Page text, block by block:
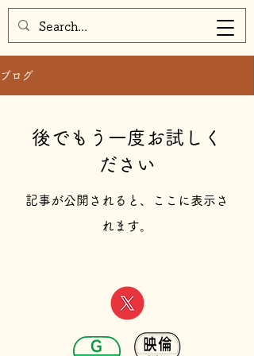
ブログ
後でもう一度お試しく
ださい
記事が公開されると、ここに表示さ
れます。